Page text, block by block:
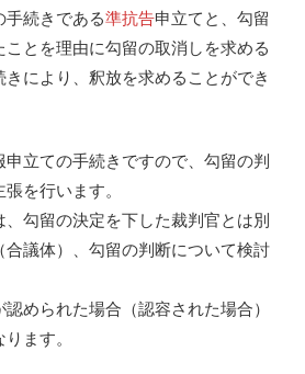
手続きである準抗告申立てと、勾留
とを理由に勾留の取消しを求める
により、釈放を求めることができ
申立ての手続きですので、勾留の判
を行います。
、勾留の決定を下した裁判官とは別
議体）、勾留の判断について検討
認められた場合（認容された場合）
ます。